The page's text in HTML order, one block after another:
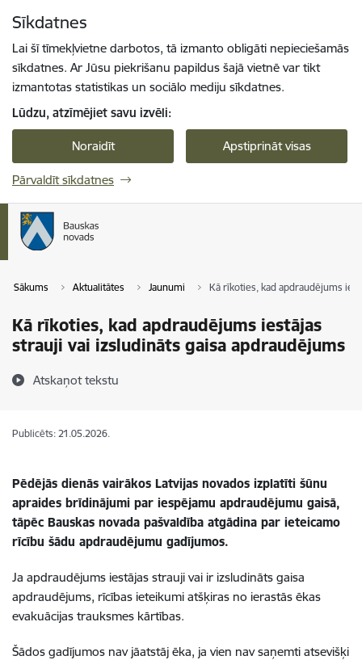
Sīkdatnes
Lai šī tīmekļvietne darbotos, tā izmanto obligāti nepieciešamās
sīkdatnes. Ar Jūsu piekrišanu papildus šajā vietnē var tikt
izmantotas statistikas un sociālo mediju sīkdatnes.
Lūdzu, atzīmējiet savu izvēli:
Noraidīt Apstiprināt visas
Pārvaldīt sīkdatnes
Sākums Aktualitātes Jaunumi Kā rīkoties, kad apdraudējums
Kā rīkoties, kad apdraudējums iestājas
strauji vai izsludināts gaisa apdraudējums
Atskaņot tekstu
Publicēts: 21.05.2026.
Pēdējās dienās vairākos Latvijas novados izplatīti šūnu
apraides brīdinājumi par iespējamu apdraudējumu gaisā,
tāpēc Bauskas novada pašvaldība atgādina par ieteicamo
rīcību šādu apdraudējumu gadījumos.
Ja apdraudējums iestājas strauji vai ir izsludināts gaisa
apdraudējums, rīcības ieteikumi atšķiras no ierastās ēkas
evakuācijas trauksmes kārtības.
Šādos gadījumos nav jāatstāj ēka, ja vien nav saņemti atsevišķi